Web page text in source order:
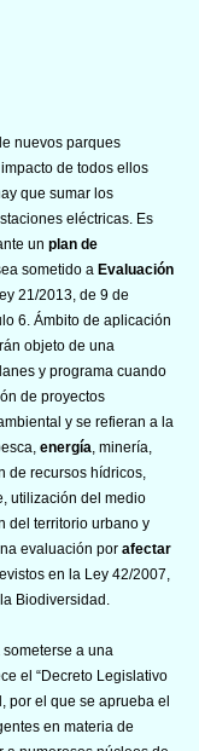
nuevos parques
de todos ellos
que sumar los
eléctricas. Es
un plan de
sometido a Evaluación
21/2013, de 9 de
6. Ámbito de aplicación
objeto de una
y programa cuando
de proyectos
y se refieran a la
energía , minería,
de recursos hídricos,
utilización del medio
del territorio urbano y
evaluación por afectar
en la Ley 42/2007,
Biodiversidad.
a una
el “Decreto Legislativo
por el que se aprueba el
en materia de